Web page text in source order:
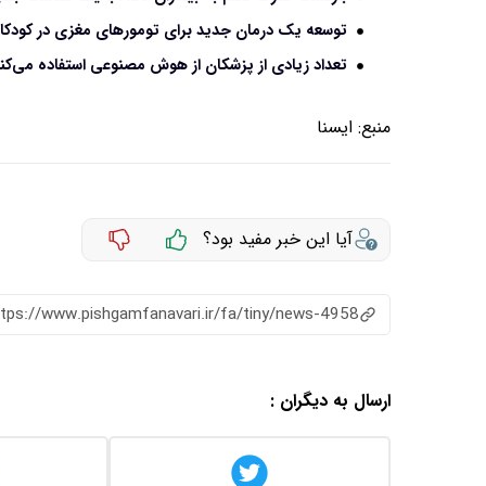
توسعه یک درمان جدید برای تومورهای مغزی در
تعداد زیادی از پزشکان از هوش مصنوعی استفاده
منبع: ايسنا
آیا این خبر مفید بود؟
www.pishgamfanavari.ir/fa/tiny/news-4958
ارسال به دیگران :